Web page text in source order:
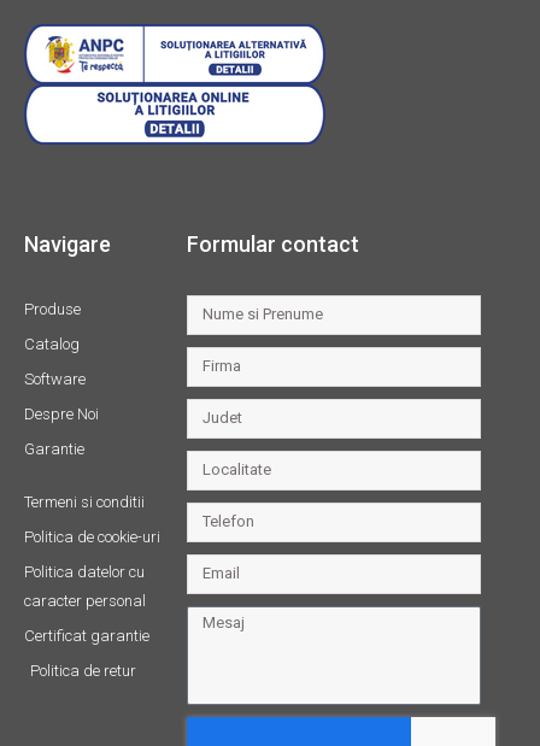
Navigare
Produse
Catalog
Software
Despre Noi
Garantie
Termeni si conditii
Politica de cookie-uri
Politica datelor cu
caracter personal
Certificat garantie
Politica de retur
Formular contact